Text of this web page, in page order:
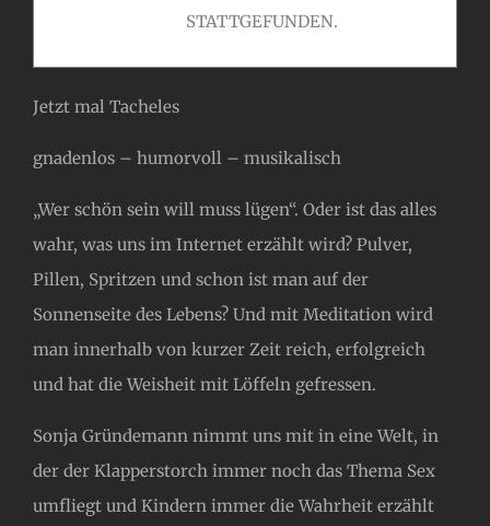
STATTGEFUNDEN.
Jetzt mal Tacheles
gnadenlos – humorvoll – musikalisch
„Wer schön sein will muss lügen“. Oder ist das alles
wahr, was uns im Internet erzählt wird? Pulver,
Pillen, Spritzen und schon ist man auf der
Sonnenseite des Lebens? Und mit Meditation wird
man innerhalb von kurzer Zeit reich, erfolgreich
und hat die Weisheit mit Löffeln gefressen.
Sonja Gründemann nimmt uns mit in eine Welt, in
der der Klapperstorch immer noch das Thema Sex
umfliegt und Kindern immer die Wahrheit erzählt